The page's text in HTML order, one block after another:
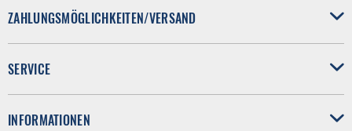
ZAHLUNGSMÖGLICHKEITEN/VERSAND
SERVICE
INFORMATIONEN